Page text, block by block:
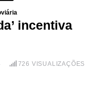
incentiva
726 VISUALIZAÇÕES